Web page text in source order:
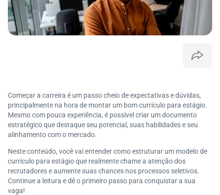
Começar a carreira é um passo cheio de expectativas e dúvidas,
principalmente na hora de montar um bom currículo para estágio.
Mesmo com pouca experiência, é possível criar um documento
estratégico que destaque seu potencial, suas habilidades e seu
alinhamento com o mercado.
Neste conteúdo, você vai entender como estruturar um modelo de
currículo para estágio que realmente chame a atenção dos
recrutadores e aumente suas chances nos processos seletivos.
Continue a leitura e dê o primeiro passo para conquistar a sua
vaga!